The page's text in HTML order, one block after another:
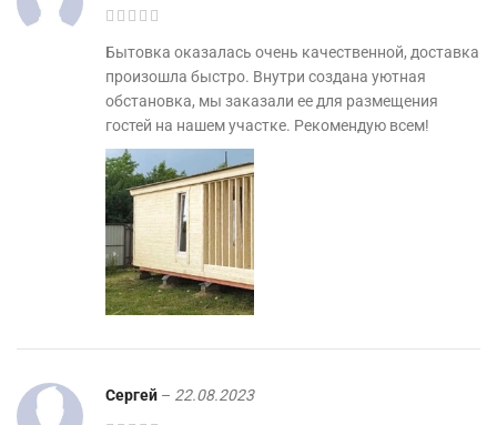
Бытовка оказалась очень качественной, доставка
произошла быстро. Внутри создана уютная
обстановка, мы заказали ее для размещения
гостей на нашем участке. Рекомендую всем!
Сергей – 22.08.2023